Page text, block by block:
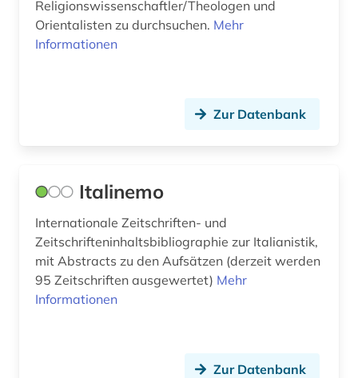
landeskunde (3)
loseblattausgabe (1)
low countries studies (1)
materialwissenschaft (1)
Religionswissenschaftler/Theologen und
Orientalisten zu durchsuchen. Mehr
Informationen
Zur Datenbank
Italinemo
Internationale Zeitschriften- und
Zeitschrifteninhaltsbibliographie zur Italianistik,
mit Abstracts zu den Aufsätzen (derzeit werden
95 Zeitschriften ausgewertet) Mehr
Informationen
Zur Datenbank